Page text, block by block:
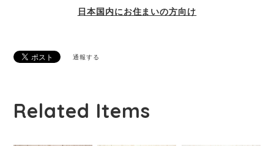
日本国内にお住まいの方向け
通報する
Related Items